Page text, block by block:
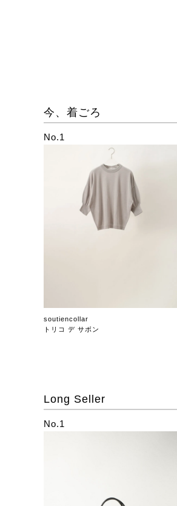
今、着ごろ
No.1
soutiencollar
トリコ デ サボン
Long Seller
No.1